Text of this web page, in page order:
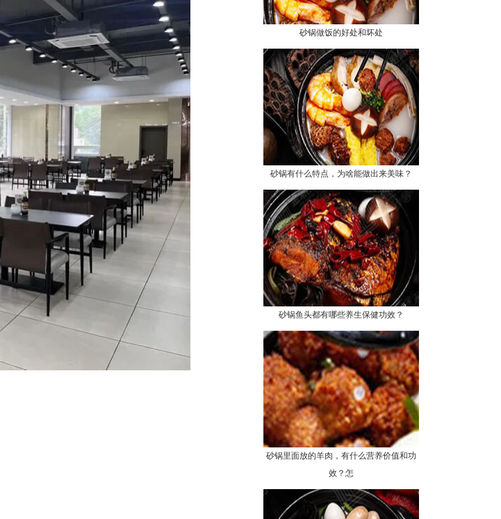
砂锅做饭的好处和坏处
砂锅有什么特点，为啥能做出来美味？
砂锅鱼头都有哪些养生保健功效？
砂锅里面放的羊肉，有什么营养价值和功
效？怎